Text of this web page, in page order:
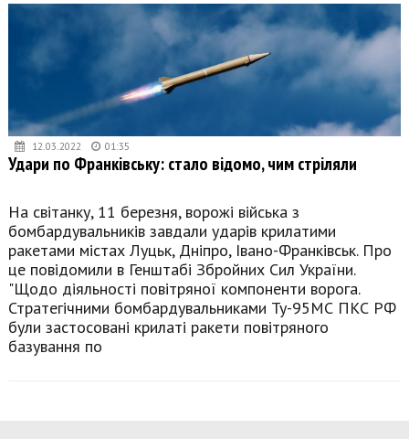
12.03.2022 01:35
Удари по Франківську: стало відомо, чим стріляли
На світанку, 11 березня, ворожі війська з
бомбардувальників завдали ударів крилатими
ракетами містах Луцьк, Дніпро, Івано-Франківськ. Про
це повідомили в Генштабі Збройних Сил України.
"Щодо діяльності повітряної компоненти ворога.
Стратегічними бомбардувальниками Ту-95МС ПКС РФ
були застосовані крилаті ракети повітряного
базування по